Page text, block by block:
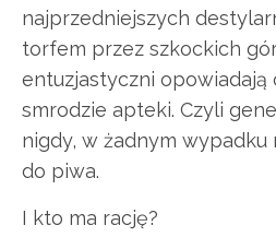
najprzedniejszych
torfem przez szkockich
entuzjastyczni opowiadają
smrodzie apteki. Czyli
nigdy, w żadnym
do piwa.
I kto ma rację?